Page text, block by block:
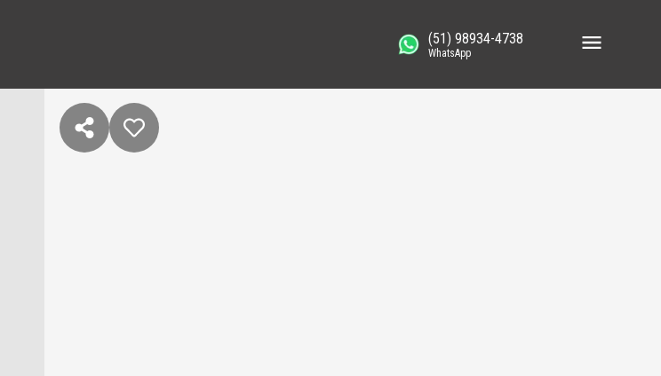
(51) 98934-4738
WhatsApp